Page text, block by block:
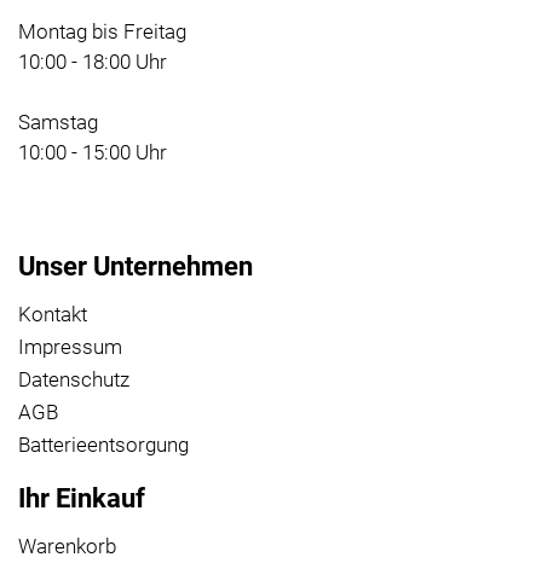
Montag bis Freitag
10:00 - 18:00 Uhr
Samstag
10:00 - 15:00 Uhr
Unser Unternehmen
Kontakt
Impressum
Datenschutz
AGB
Batterieentsorgung
Ihr Einkauf
Warenkorb